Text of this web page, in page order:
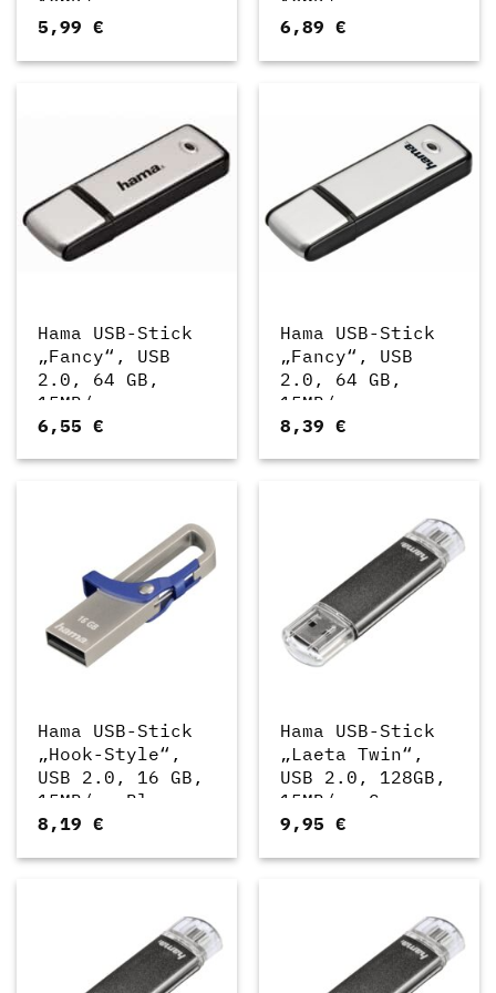
Schwarz/Silber
5,99€
Schwarz/Silber
6,89€
Hama USB-Stick
„Fancy“, USB
2.0, 64 GB,
15MB/s,
Schwarz/Silber
6,55€
Hama USB-Stick
„Fancy“, USB
2.0, 64 GB,
15MB/s,
Schwarz/Silber
8,39€
Hama USB-Stick
„Hook-Style“,
USB 2.0, 16 GB,
15MB/s, Blau
(00123920)
8,19€
Hama USB-Stick
„Laeta Twin“,
USB 2.0, 128GB,
15MB/s, Grau
(00114872)
9,95€